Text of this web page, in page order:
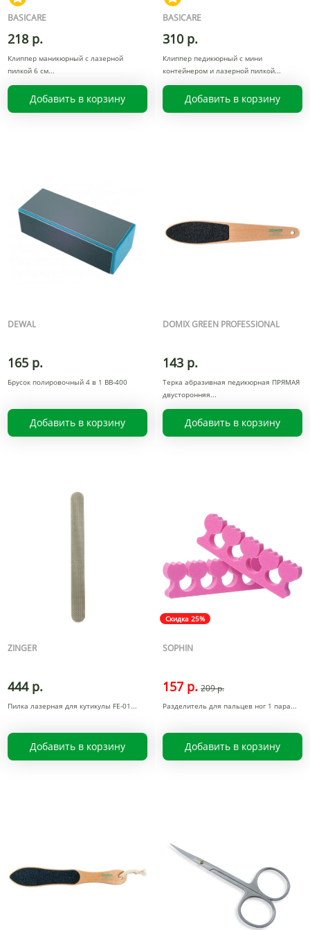
BASICARE
218 р.
Клиппер маникюрный с лазерной
пилкой 6 см
Добавить в корзину
BASICARE
310 р.
Клиппер педикюрный с мини
контейнером и лазерной пилкой
Добавить в корзину
DEWAL
165 р.
Брусок полировочный 4 в 1 BB-400
Добавить в корзину
DOMIX GREEN PROFESSIONAL
143 р.
Терка абразивная педикюрная ПРЯМАЯ
двусторонняя
Добавить в корзину
ZINGER
444 р.
Пилка лазерная для кутикулы FE-01
Добавить в корзину
Скидка 25%
SOPHIN
157 р. 209 р.
Разделитель для пальцев ног 1 пара
Добавить в корзину